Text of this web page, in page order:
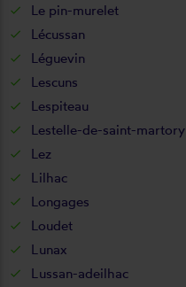
Le pin-murelet
Lécussan
Léguevin
Lescuns
Lespiteau
Lestelle-de-saint-martory
Lez
Lilhac
Longages
Loudet
Lunax
Lussan-adeilhac